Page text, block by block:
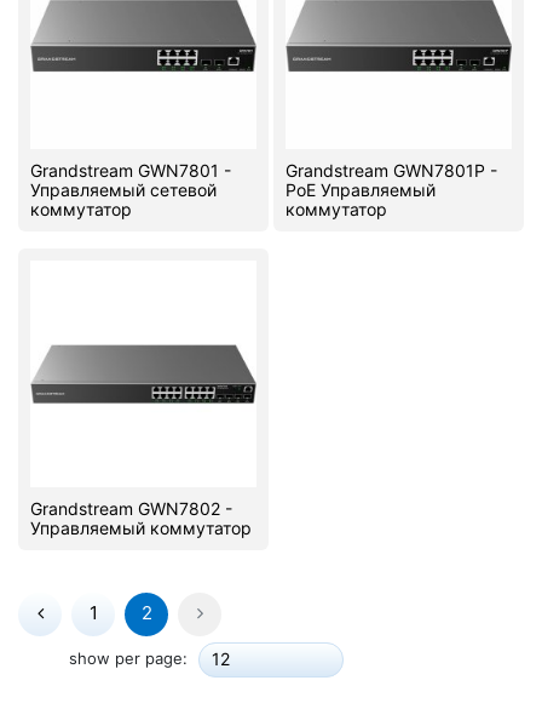
Grandstream GWN7801 -
Управляемый сетевой
коммутатор
Grandstream GWN7801P -
PoE Управляемый
коммутатор
Grandstream GWN7802 -
Управляемый коммутатор
1 2
show per page: 12